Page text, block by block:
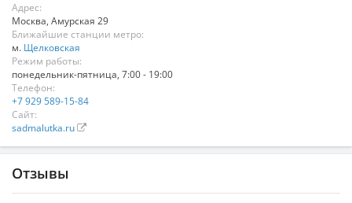
Адрес:
Москва, Амурская 29
Ближайшие станции метро:
м. Щелковская
Режим работы:
понедельник-пятница, 7:00 - 19:00
Телефон:
+7 929 589-15-84
Сайт:
sadmalutka.ru
Отзывы